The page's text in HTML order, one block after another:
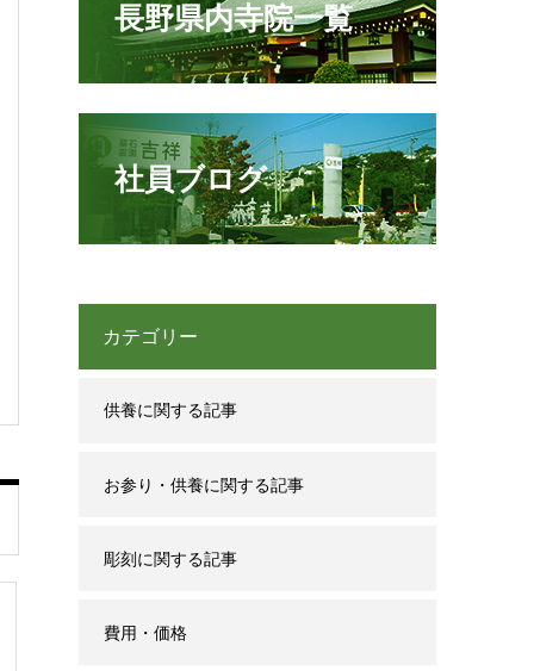
長野県内寺院一覧
社員ブログ
カテゴリー
供養に関する記事
お参り・供養に関する記事
彫刻に関する記事
費用・価格